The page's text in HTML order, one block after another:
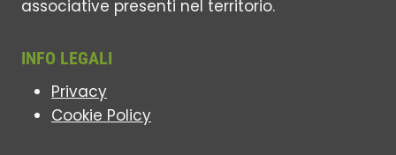
associative presenti nel territorio.
INFO LEGALI
Privacy
Cookie Policy